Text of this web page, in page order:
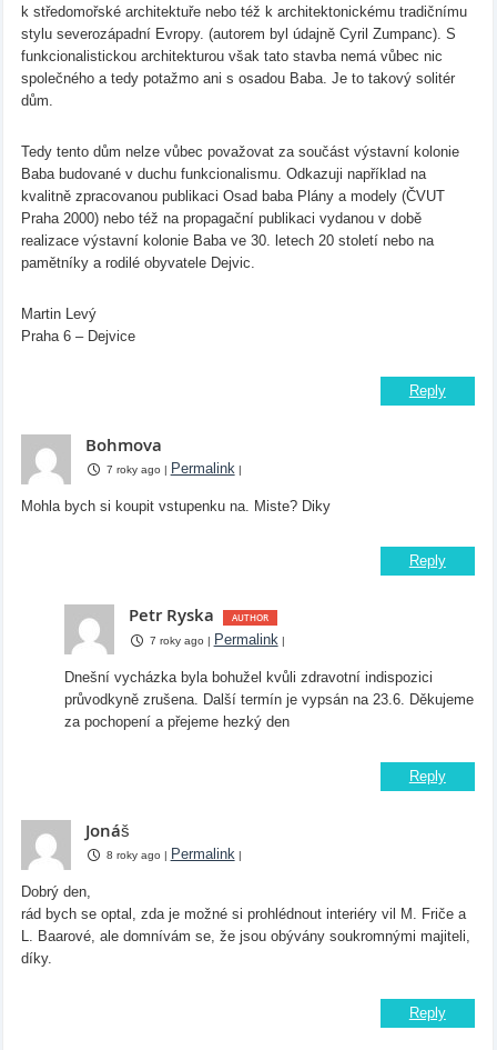
k středomořské architektuře nebo též k architektonickému tradičnímu
stylu severozápadní Evropy. (autorem byl údajně Cyril Zumpanc). S
funkcionalistickou architekturou však tato stavba nemá vůbec nic
společného a tedy potažmo ani s osadou Baba. Je to takový solitér
dům.
Tedy tento dům nelze vůbec považovat za součást výstavní kolonie
Baba budované v duchu funkcionalismu. Odkazuji například na
kvalitně zpracovanou publikaci Osad baba Plány a modely (ČVUT
Praha 2000) nebo též na propagační publikaci vydanou v době
realizace výstavní kolonie Baba ve 30. letech 20 století nebo na
pamětníky a rodilé obyvatele Dejvic.
Martin Levý
Praha 6 – Dejvice
Reply
Bohmova
7 roky ago | Permalink |
Mohla bych si koupit vstupenku na. Miste? Diky
Reply
Petr Ryska
7 roky ago | Permalink |
Dnešní vycházka byla bohužel kvůli zdravotní indispozici
průvodkyně zrušena. Další termín je vypsán na 23.6. Děkujeme
za pochopení a přejeme hezký den
Reply
Jonáš
8 roky ago | Permalink |
Dobrý den,
rád bych se optal, zda je možné si prohlédnout interiéry vil M. Friče a
L. Baarové, ale domnívám se, že jsou obývány soukromnými majiteli,
díky.
Reply